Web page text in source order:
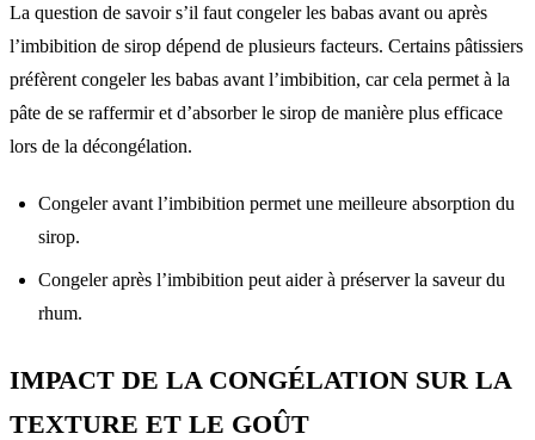
La question de savoir s’il faut congeler les babas avant ou après
l’imbibition de sirop dépend de plusieurs facteurs. Certains pâtissiers
préfèrent congeler les babas avant l’imbibition, car cela permet à la
pâte de se raffermir et d’absorber le sirop de manière plus efficace
lors de la décongélation.
Congeler avant l’imbibition permet une meilleure absorption du
sirop.
Congeler après l’imbibition peut aider à préserver la saveur du
rhum.
IMPACT DE LA CONGÉLATION SUR LA
TEXTURE ET LE GOÛT